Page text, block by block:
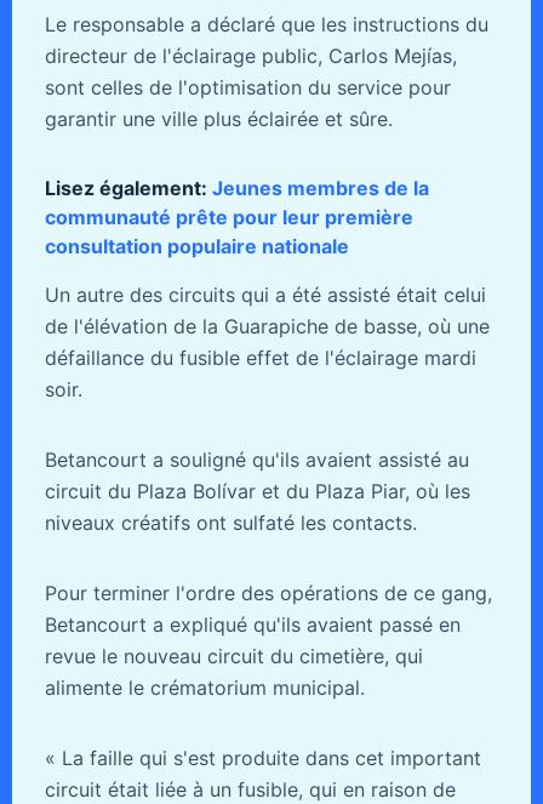
Le responsable a déclaré que les instructions du
directeur de l'éclairage public, Carlos Mejías,
sont celles de l'optimisation du service pour
garantir une ville plus éclairée et sûre.
Lisez également: Jeunes membres de la
communauté prête pour leur première
consultation populaire nationale
Un autre des circuits qui a été assisté était celui
de l'élévation de la Guarapiche de basse, où une
défaillance du fusible effet de l'éclairage mardi
soir.
Betancourt a souligné qu'ils avaient assisté au
circuit du Plaza Bolívar et du Plaza Piar, où les
niveaux créatifs ont sulfaté les contacts.
Pour terminer l'ordre des opérations de ce gang,
Betancourt a expliqué qu'ils avaient passé en
revue le nouveau circuit du cimetière, qui
alimente le crématorium municipal.
« La faille qui s'est produite dans cet important
circuit était liée à un fusible, qui en raison de